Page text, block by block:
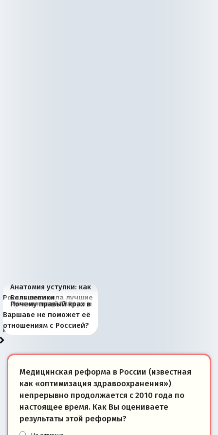
Анатомия уступки: как
Россия потеряла лучшие
рыбопромысловые
районы Баренцева
моря
Большевики
отличаются от «Яблока»
тем, что они -
победители
Киевская марионетка
Запада рассказала о
«переобувании» хозяев
В России назрели
перемены: 15 шагов к
суверенной экономике
Миграционный пожар
Европы
Россия начинает
сбрасывать балласт
Анкориджа
Россия зимой 1904
года: первые уступки во
внутренней политике
Русская нация вчера и
сегодня
Почему правый крах в
Варшаве не поможет её
отношениям с Россией?
Медицинская реформа в России (известная
как «оптимизация здравоохранения»)
непрерывно продолжается с 2010 года по
настоящее время. Как Вы оцениваете
результаты этой реформы?